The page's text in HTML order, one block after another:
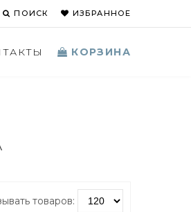
ПОИСК ИЗБРАННОЕ
КОРЗИНА
товаров: